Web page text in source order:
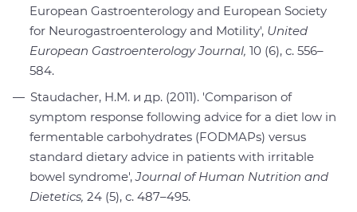
European Gastroenterology and European Society
for Neurogastroenterology and Motility', United
European Gastroenterology Journal, 10 (6), c. 556–
584.
Staudacher, H.M. и др. (2011). 'Comparison of
symptom response following advice for a diet low in
fermentable carbohydrates (FODMAPs) versus
standard dietary advice in patients with irritable
bowel syndrome',Journal of Human Nutrition and
Dietetics, 24 (5), с. 487–495.